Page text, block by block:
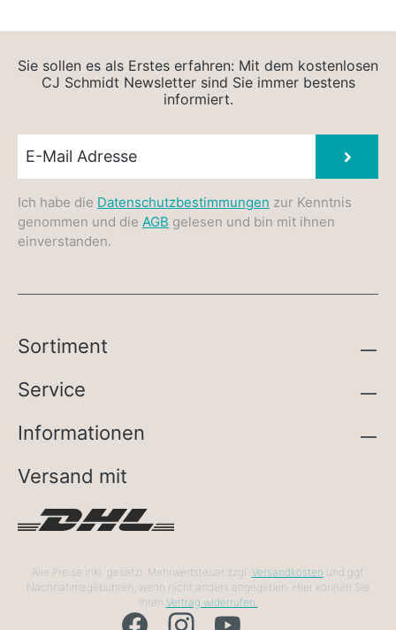
Sie sollen es als Erstes erfahren: Mit dem kostenlosen
CJ Schmidt Newsletter sind Sie immer bestens
informiert.
Ich habe die Datenschutzbestimmungen zur Kenntnis
genommen und die AGB gelesen und bin mit ihnen
einverstanden.
Sortiment
Service
Informationen
Versand mit
Alle Preise inkl. gesetzl. Mehrwertsteuer zzgl. Versandkosten und ggf.
Nachnahmegebühren, wenn nicht anders angegeben. Hier können Sie
Ihren Vertrag widerrufen.